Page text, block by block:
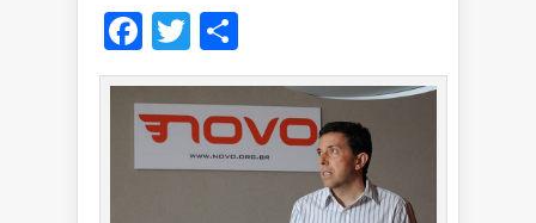
Facebook
Twitter